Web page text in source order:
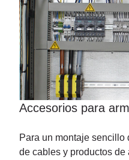
Accesorios para
Para un montaje sencillo
de cables y productos